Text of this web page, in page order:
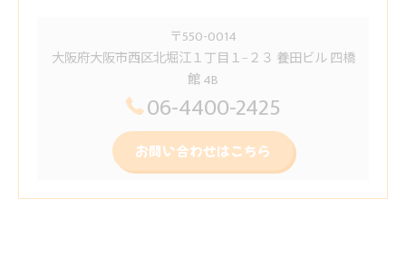
〒550-0014
大阪府大阪市西区北堀江１丁目１−２３ 養田ビル 四橋
館 4B
06-4400-2425
お問い合わせはこちら